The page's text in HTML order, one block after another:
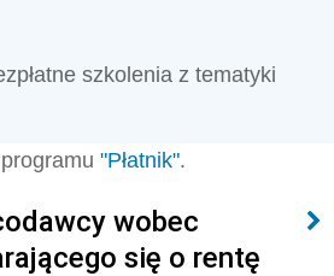
szkolenia z tematyki
"Płatnik".
wobec
się o rentę